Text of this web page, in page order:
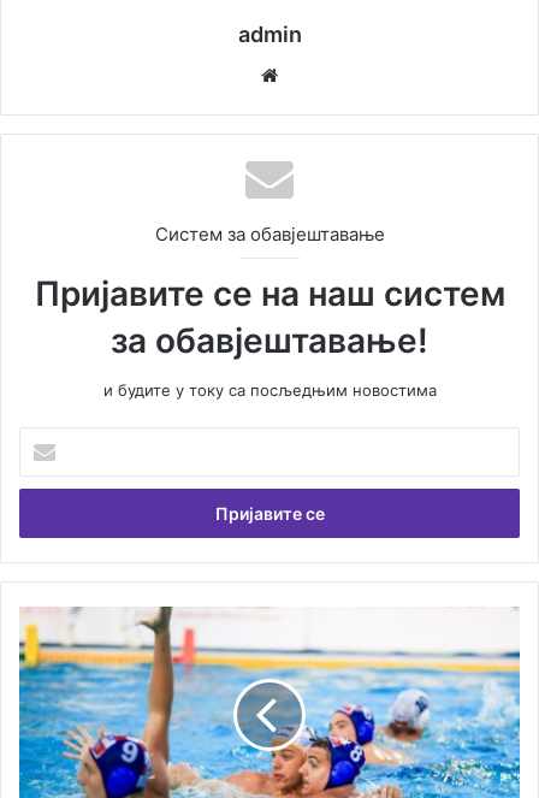
admin
te
Систем за обавјештавање
Пријавите се на наш систем
за обавјештавање!
и будите у току са посљедњим новостима
е
и
т
В
а
ш
у
е
м
а
и
П
о
р
а
з
к
а